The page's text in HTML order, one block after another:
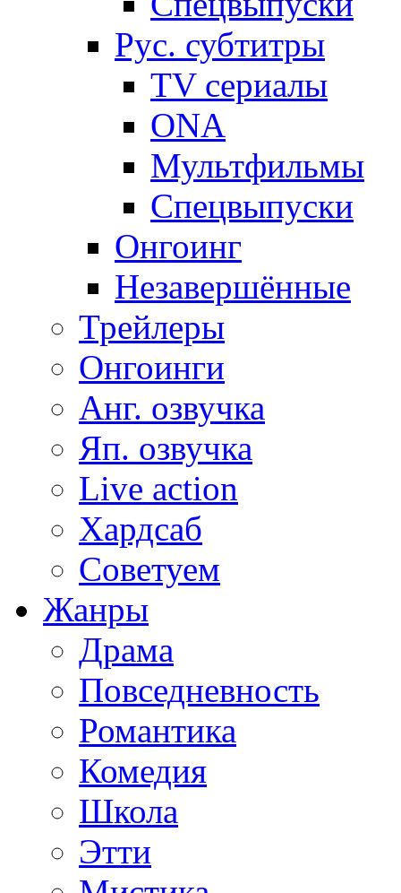
Рус. субтитры
TV сериалы
ONA
Мультфильмы
Спецвыпуски
Онгоинг
Незавершённые
Трейлеры
Онгоинги
Анг. озвучка
Яп. озвучка
Live action
Хардсаб
Советуем
Жанры
Драма
Повседневность
Романтика
Комедия
Школа
Этти